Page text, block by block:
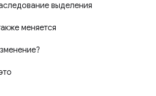
выделения
меняется